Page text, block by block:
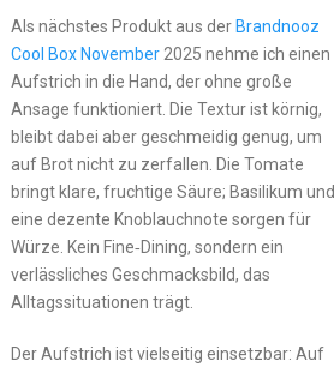
Als nächstes Produkt aus der Brandnooz
Cool Box November2025 nehme ich einen
Aufstrich in die Hand, der ohne große
Ansage funktioniert. Die Textur ist körnig,
bleibt dabei aber geschmeidig genug, um
auf Brot nicht zu zerfallen. Die Tomate
bringt klare, fruchtige Säure; Basilikum und
eine dezente Knoblauchnote sorgen für
Würze. Kein Fine‑Dining, sondern ein
verlässliches Geschmacksbild, das
Alltagssituationen trägt.
Der Aufstrich ist vielseitig einsetzbar: Auf